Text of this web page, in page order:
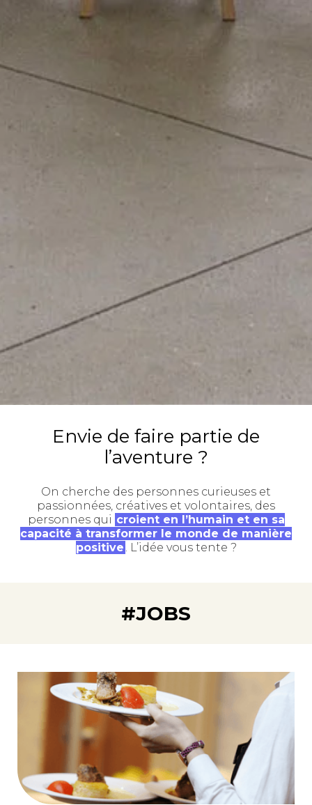
Envie de faire partie de
l’aventure ?
On cherche des personnes curieuses et
passionnées, créatives et volontaires, des
personnes qui croient en l’humain et en sa
capacité à transformer le monde de manière
positive . L’idée vous tente ?
#JOBS